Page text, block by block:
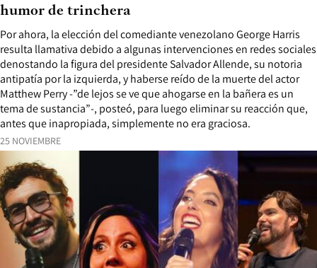
25 NOVIEMBRE
Por ahora, la elección del comediante venezolano George Harris
resulta llamativa debido a algunas intervenciones en redes sociales
denostando la figura del presidente Salvador Allende, su notoria
antipatía por la izquierda, y haberse reído de la muerte del actor
Matthew Perry -”de lejos se ve que ahogarse en la bañera es un
tema de sustancia”-, posteó, para luego eliminar su reacción que,
antes que inapropiada, simplemente no era graciosa.
humor de trinchera